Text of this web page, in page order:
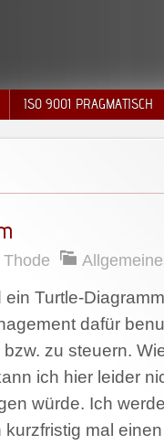
ISO 9001 PRAGMATISCH
ein Turtle-
dafür
zu steuern.
ich hier leider
würde. Ich
mal